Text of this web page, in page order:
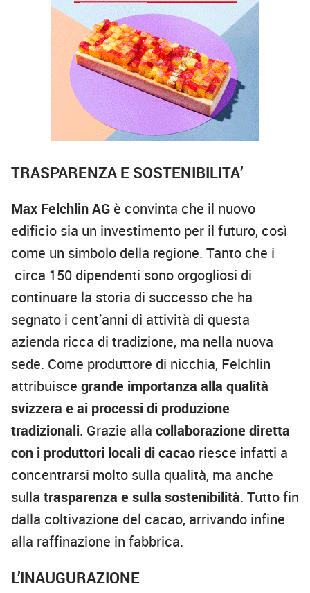
TRASPARENZA E SOSTENIBILITA’
Max Felchlin AG è convinta che il nuovo
edificio sia un investimento per il futuro, così
come un simbolo della regione. Tanto che i
circa 150 dipendenti sono orgogliosi di
continuare la storia di successo che ha
segnato i cent’anni di attività di questa
azienda ricca di tradizione, ma nella nuova
sede. Come produttore di nicchia, Felchlin
attribuisce grande importanza alla qualità
svizzera e ai processi di produzione
tradizionali. Grazie alla collaborazione diretta
con i produttori locali di cacao riesce infatti a
concentrarsi molto sulla qualità, ma anche
sulla trasparenza e sulla sostenibilità. Tutto fin
dalla coltivazione del cacao, arrivando infine
alla raffinazione in fabbrica.
L’INAUGURAZIONE